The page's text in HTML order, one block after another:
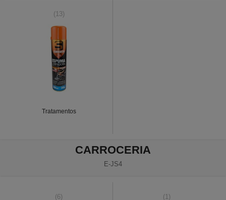
(13)
Tratamentos
CARROCERIA
E-JS4
(6) (1)